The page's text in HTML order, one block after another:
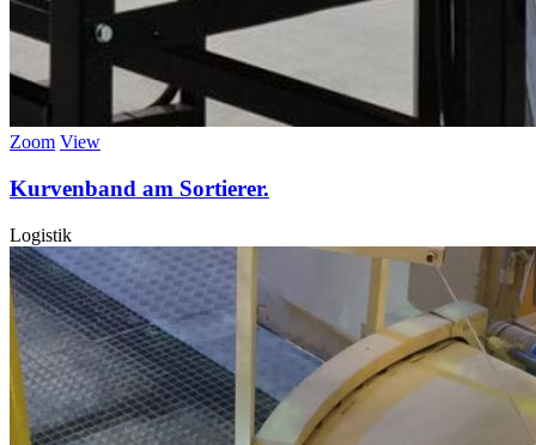
Zoom View
Kurvenband am Sortierer.
Logistik